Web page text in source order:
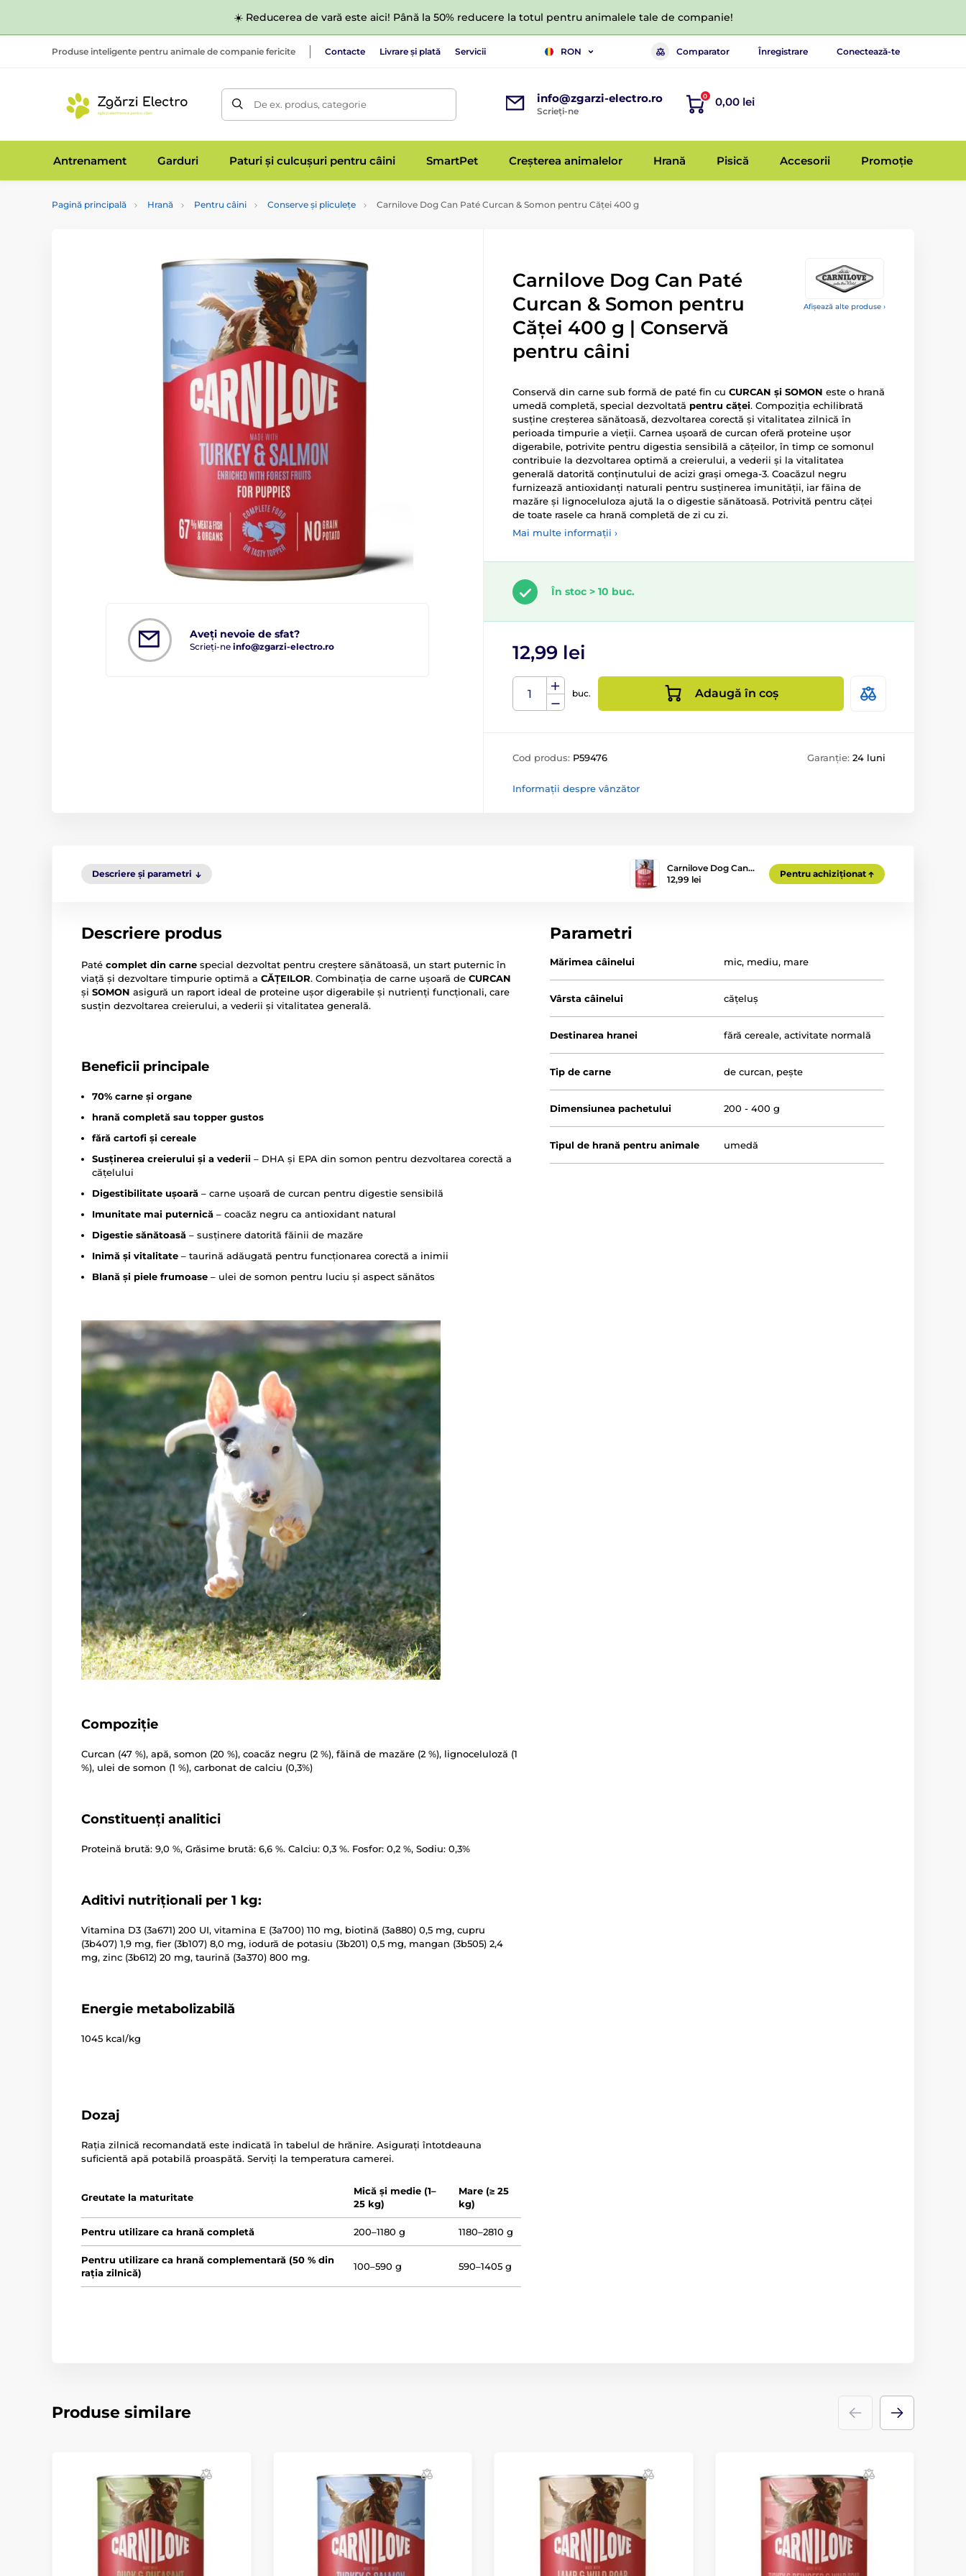
☀️ Reducerea de vară este aici! Până la 50% reducere la totul pentru animalele tale de companie!
Produse inteligente pentru animale de companie fericite Contacte Livrare și plată Servicii RON Comparator Înregistrare Conectează-te
De ex. produs, categorie info@zgarzi-electro.ro
Scrieți-ne
0 0,00 lei
Antrenament Garduri Paturi și culcușuri pentru câini SmartPet Creșterea animalelor Hrană Pisică Accesorii Promoție
Pagină principală Hrană Pentru câini Conserve și pliculețe Carnilove Dog Can Paté Curcan & Somon pentru Căței 400 g
Afișează alte produse ›
Aveți nevoie de sfat?
Scrieți-ne info@zgarzi-electro.ro
Carnilove Dog Can Paté
Curcan & Somon pentru
Căței 400 g | Conservă
pentru câini
Conservă din carne sub formă de paté fin cu CURCAN și SOMON este o hrană
umedă completă, special dezvoltată pentru căței. Compoziția echilibrată
susține creșterea sănătoasă, dezvoltarea corectă și vitalitatea zilnică în
perioada timpurie a vieții. Carnea ușoară de curcan oferă proteine ușor
digerabile, potrivite pentru digestia sensibilă a cățeilor, în timp ce somonul
contribuie la dezvoltarea optimă a creierului, a vederii și la vitalitatea
generală datorită conținutului de acizi grași omega-3. Coacăzul negru
furnizează antioxidanți naturali pentru susținerea imunității, iar făina de
mazăre și lignoceluloza ajută la o digestie sănătoasă. Potrivită pentru căței
de toate rasele ca hrană completă de zi cu zi.
Mai multe informații ›
În stoc > 10 buc.
12,99 lei
buc. Adaugă în coș
Cod produs: P59476 Garanție: 24 luni
Informații despre vânzător
Descriere și parametri
Carnilove Dog Can…
12,99 lei
Pentru achiziționat
Descriere produs
Paté complet din carne special dezvoltat pentru creștere sănătoasă, un start puternic în
viață și dezvoltare timpurie optimă a CĂȚEILOR. Combinația de carne ușoară de CURCAN
și SOMON asigură un raport ideal de proteine ușor digerabile și nutrienți funcționali, care
susțin dezvoltarea creierului, a vederii și vitalitatea generală.
Beneficii principale
70% carne și organe
hrană completă sau topper gustos
fără cartofi și cereale
Susținerea creierului și a vederii – DHA și EPA din somon pentru dezvoltarea corectă a
cățelului
Digestibilitate ușoară – carne ușoară de curcan pentru digestie sensibilă
Imunitate mai puternică – coacăz negru ca antioxidant natural
Digestie sănătoasă – susținere datorită făinii de mazăre
Inimă și vitalitate – taurină adăugată pentru funcționarea corectă a inimii
Blană și piele frumoase – ulei de somon pentru luciu și aspect sănătos
Compoziție
Curcan (47 %), apă, somon (20 %), coacăz negru (2 %), făină de mazăre (2 %), lignoceluloză (1
%), ulei de somon (1 %), carbonat de calciu (0,3%)
Constituenți analitici
Proteină brută: 9,0 %, Grăsime brută: 6,6 %. Calciu: 0,3 %. Fosfor: 0,2 %, Sodiu: 0,3%
Aditivi nutriționali per 1 kg:
Vitamina D3 (3a671) 200 UI, vitamina E (3a700) 110 mg, biotină (3a880) 0,5 mg, cupru
(3b407) 1,9 mg, fier (3b107) 8,0 mg, iodură de potasiu (3b201) 0,5 mg, mangan (3b505) 2,4
mg, zinc (3b612) 20 mg, taurină (3a370) 800 mg.
Energie metabolizabilă
1045 kcal/kg
Dozaj
Rația zilnică recomandată este indicată în tabelul de hrănire. Asigurați întotdeauna
suficientă apă potabilă proaspătă. Serviți la temperatura camerei.
Greutate la maturitate
Mică și medie (1–
25 kg)
Mare (≥ 25
kg)
Pentru utilizare ca hrană completă 200–1180 g 1180–2810 g
Pentru utilizare ca hrană complementară (50 % din
rația zilnică)
100–590 g 590–1405 g
Parametri
Mărimea câinelui mic, mediu, mare
Vârsta câinelui cățeluș
Destinarea hranei fără cereale,activitate normală
Tip de carne de curcan, pește
Dimensiunea pachetului 200 - 400 g
Tipul de hrană pentru animale umedă
Produse similare